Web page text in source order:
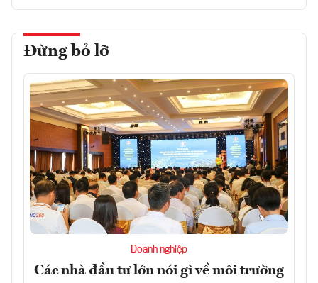
Đừng bỏ lỡ
Doanh nghiệp
Các nhà đầu tư lớn nói gì về môi trường